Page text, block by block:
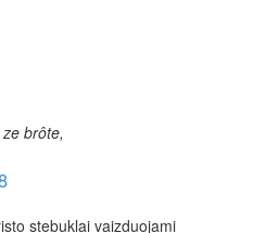
brôte,
stebuklai vaizduojami